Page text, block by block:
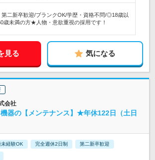
第二新卒歓迎/ブランクOK/学歴・資格不問/◎18歳以
歳未満の方★人物・意欲重視の採用です！
見る 気になる
会社
器の【メンテナンス】★年休122日（土日
経験OK 完全週休2日制 第二新卒歓迎